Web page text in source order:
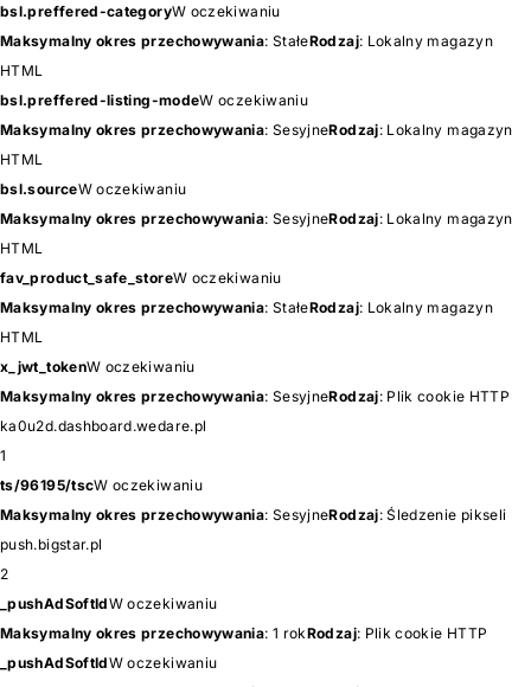
bsl.preffered-categoryW oczekiwaniu
Maksymalny okres przechowywania: StałeRodzaj: Lokalny magazyn
HTML
bsl.preffered-listing-modeW oczekiwaniu
Maksymalny okres przechowywania: SesyjneRodzaj: Lokalny magazyn
HTML
bsl.sourceW oczekiwaniu
Maksymalny okres przechowywania: SesyjneRodzaj: Lokalny magazyn
HTML
fav_product_safe_storeW oczekiwaniu
Maksymalny okres przechowywania: StałeRodzaj: Lokalny magazyn
HTML
x_jwt_tokenW oczekiwaniu
Maksymalny okres przechowywania: SesyjneRodzaj: Plik cookie HTTP
ka0u2d.dashboard.wedare.pl
1
ts/96195/tscW oczekiwaniu
Maksymalny okres przechowywania: SesyjneRodzaj: Śledzenie pikseli
push.bigstar.pl
2
_pushAdSoftIdW oczekiwaniu
Maksymalny okres przechowywania: 1 rokRodzaj: Plik cookie HTTP
_pushAdSoftIdW oczekiwaniu